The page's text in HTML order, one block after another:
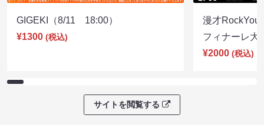
GIGEKI（8/11 18:00）
¥1300 (税込)
漫才RockYou
フィナーレ
¥2000 (税込)
サイトを閲覧する